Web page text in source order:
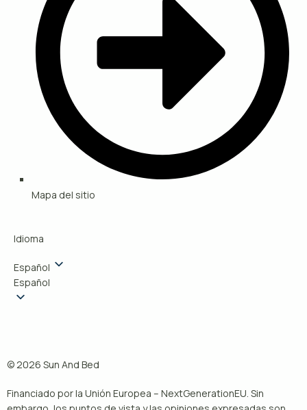
Mapa del sitio
Idioma
Español
Español
© 2026Sun And Bed
Financiado por la Unión Europea – NextGenerationEU. Sin